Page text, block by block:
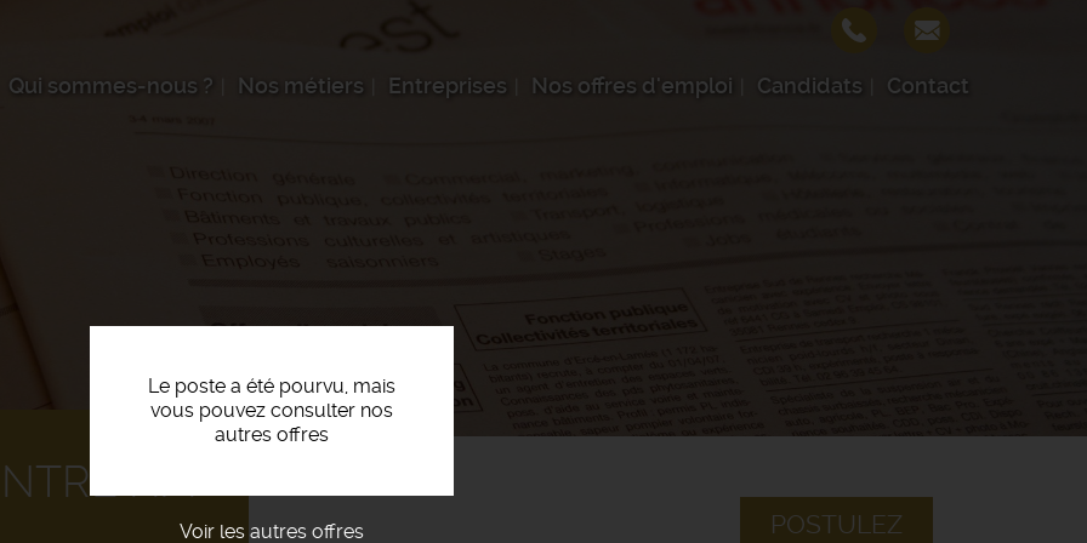
Qui sommes-nous ? Nos métiers Entreprises Nos offres d'emploi Candidats Contact
Le poste a été pourvu, mais
vous pouvez consulter nos
autres offres
Voir les autres offres POSTULEZ
H/F